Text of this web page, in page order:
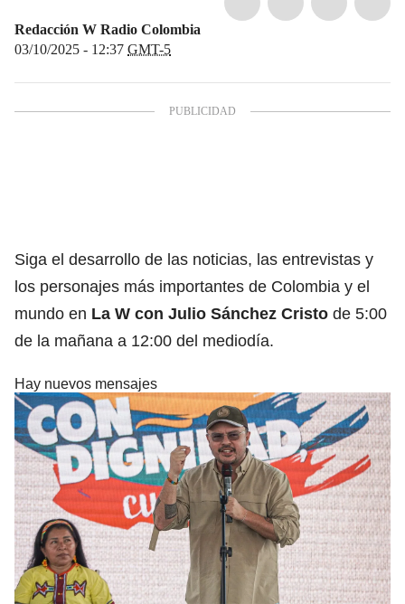
Redacción W Radio Colombia
03/10/2025 - 12:37 GMT-5
Siga el desarrollo de las noticias, las entrevistas y
los personajes más importantes de Colombia y el
mundo en La W con Julio Sánchez Cristo de 5:00
de la mañana a 12:00 del mediodía.
Hay nuevos mensajes